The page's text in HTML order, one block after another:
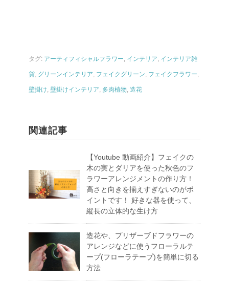
タグ: アーティフィシャルフラワー, インテリア, インテリア雑
貨, グリーンインテリア, フェイクグリーン, フェイクフラワー,
壁掛け, 壁掛けインテリア, 多肉植物, 造花
関連記事
【Youtube 動画紹介】フェイクの
木の実とダリアを使った秋色のフ
ラワーアレンジメントの作り方！
高さと向きを揃えすぎないのがポ
イントです！ 好きな器を使って、
縦長の立体的な生け方
造花や、プリザーブドフラワーの
アレンジなどに使うフローラルテ
ープ(フローラテープ)を簡単に切る
方法